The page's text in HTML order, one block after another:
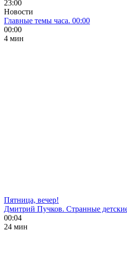
23:00
Новости
Главные темы часа. 00:00
00:00
4 мин
Пятница, вечер!
Дмитрий Пучков. Странные
00:04
24 мин